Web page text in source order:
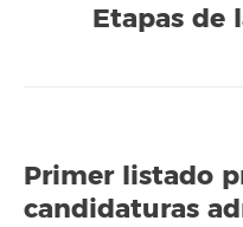
Etapas de
Primer listado
candidaturas